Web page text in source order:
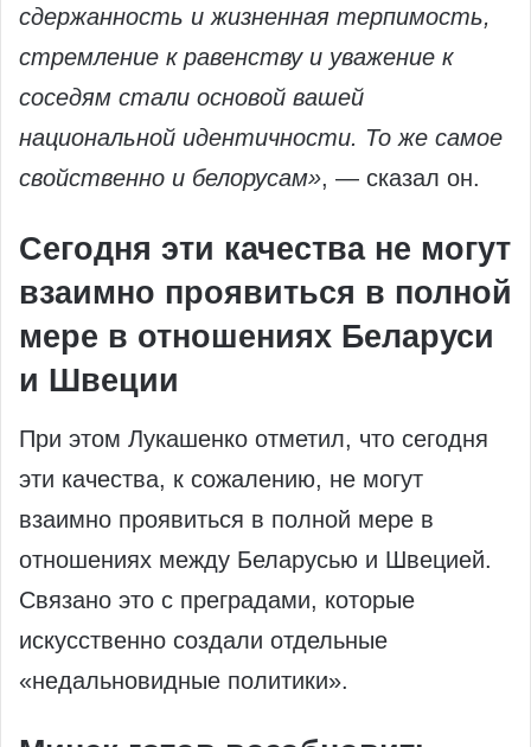
сдержанность и жизненная терпимость,
стремление к равенству и уважение к
соседям стали основой вашей
национальной идентичности. То же самое
свойственно и белорусам», — сказал он.
Сегодня эти качества не могут
взаимно проявиться в полной
мере в отношениях Беларуси
и Швеции
При этом Лукашенко отметил, что сегодня
эти качества, к сожалению, не могут
взаимно проявиться в полной мере в
отношениях между Беларусью и Швецией.
Связано это с преградами, которые
искусственно создали отдельные
«недальновидные политики».